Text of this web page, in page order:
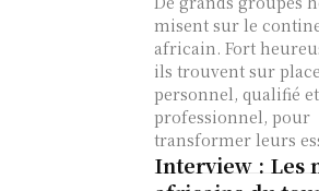
misent sur le
africain. Fort
ils trouvent sur
personnel, qualifié et
professionnel, pour
transformer leurs
Interview : Les